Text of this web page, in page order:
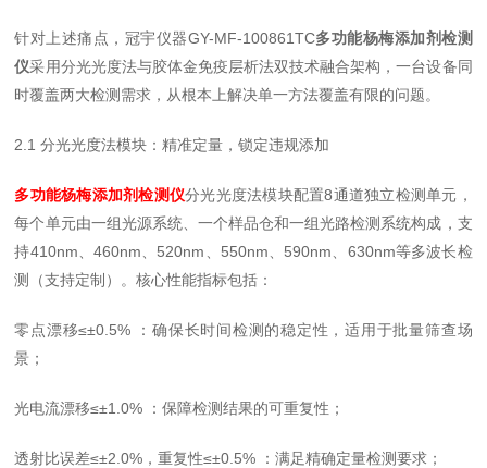
针对上述痛点，冠宇仪器GY-MF-100861TC多功能杨梅添加剂检测
仪采用分光光度法与胶体金免疫层析法双技术融合架构，一台设备同
时覆盖两大检测需求，从根本上解决单一方法覆盖有限的问题。
2.1 分光光度法模块：精准定量，锁定违规添加
多功能杨梅添加剂检测仪分光光度法模块配置8通道独立检测单元，
每个单元由一组光源系统、一个样品仓和一组光路检测系统构成，支
持410nm、460nm、520nm、550nm、590nm、630nm等多波长检
测（支持定制）。核心性能指标包括：
零点漂移≤±0.5% ：确保长时间检测的稳定性，适用于批量筛查场
景；
光电流漂移≤±1.0% ：保障检测结果的可重复性；
透射比误差≤±2.0%，重复性≤±0.5% ：满足精确定量检测要求；